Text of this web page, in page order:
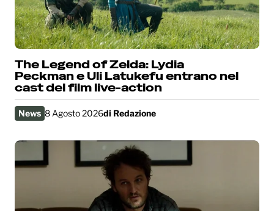
The Legend of Zelda: Lydia
Peckman e Uli Latukefu entrano nel
cast del film live-action
News 8 Agosto 2026di Redazione